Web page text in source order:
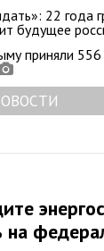
22 года
будущее
приняли 556
на